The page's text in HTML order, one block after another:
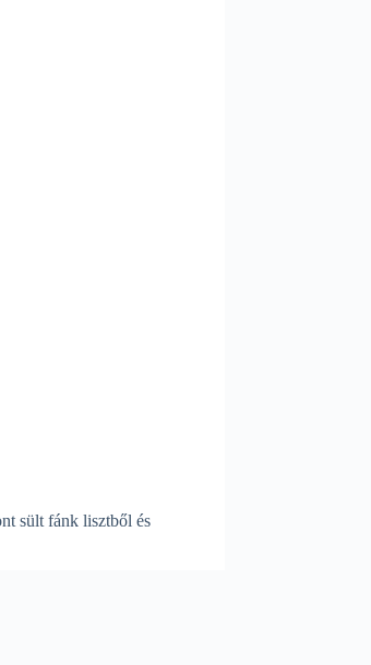
sült fánk lisztből és